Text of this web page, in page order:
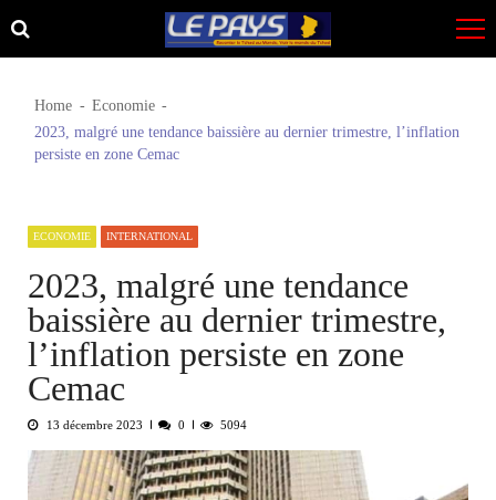
Skip
to
Skip
to
Home
Economie
2023, malgré une tendance baissière au dernier trimestre, l’inflation
persiste en zone Cemac
ECONOMIE INTERNATIONAL
2023, malgré une tendance
baissière au dernier trimestre,
l’inflation persiste en zone
Cemac
13 décembre 2023 0 5094